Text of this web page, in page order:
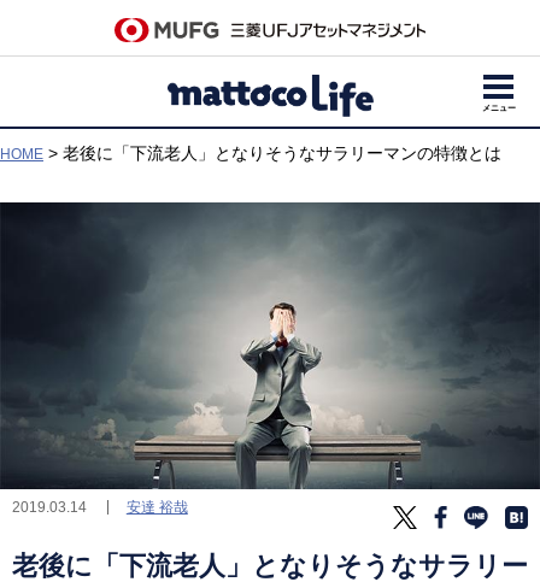
メニュー
HOME > 老後に「下流老人」となりそうなサラリーマンの特徴とは
2019.03.14 安達 裕哉
老後に「下流老人」となりそうなサラリー